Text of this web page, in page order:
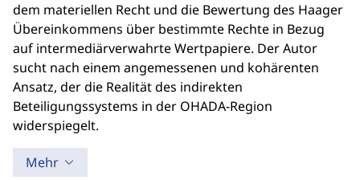
dem materiellen Recht und die Bewertung des Haager
Übereinkommens über bestimmte Rechte in Bezug
auf intermediärverwahrte Wertpapiere. Der Autor
sucht nach einem angemessenen und kohärenten
Ansatz, der die Realität des indirekten
Beteiligungssystems in der OHADA-Region
widerspiegelt.
Mehr